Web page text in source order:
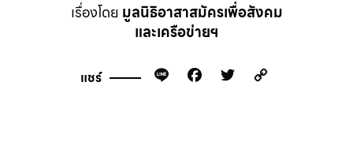
เรื่องโดย มูลนิธิอาสาสมัครเพื่อสังคม
และเครือข่ายฯ
แชร์ Line Facebook
Twitter